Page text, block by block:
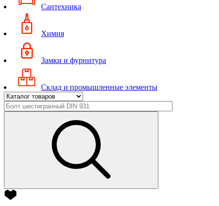
Сантехника
Химия
Замки и фурнитура
Склад и промышленные элементы